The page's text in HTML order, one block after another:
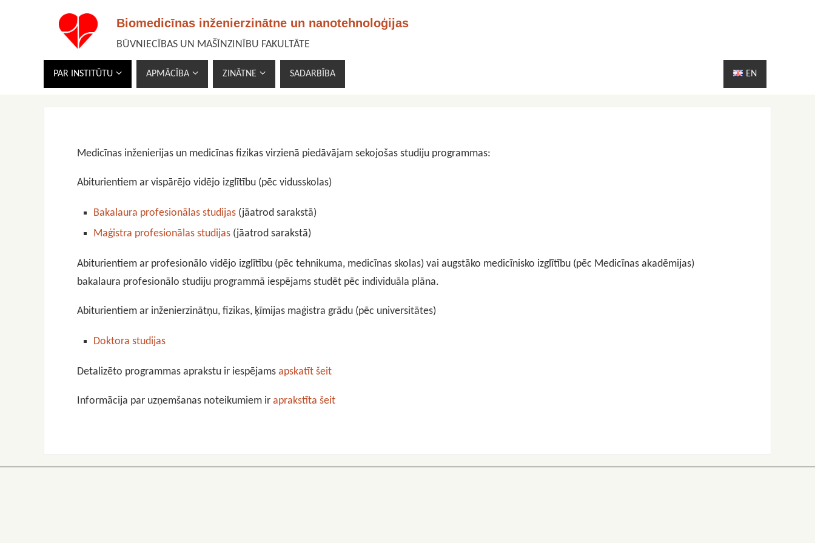
Biomedicīnas inženierzinātne un nanotehnoloģijas
BŪVNIECĪBAS UN MAŠĪNZINĪBU FAKULTĀTE
PAR INSTITŪTU APMĀCĪBA ZINĀTNE SADARBĪBA EN
Medicīnas inženierijas un medicīnas fizikas virzienā piedāvājam sekojošas studiju programmas:
Abiturientiem ar vispārējo vidējo izglītību (pēc vidusskolas)
Bakalaura profesionālas studijas (jāatrod sarakstā)
Maģistra profesionālas studijas (jāatrod sarakstā)
Abiturientiem ar profesionālo vidējo izglītību (pēc tehnikuma, medicīnas skolas) vai augstāko medicīnisko izglītību (pēc Medicīnas akadēmijas)
bakalaura profesionālo studiju programmā iespējams studēt pēc individuāla plāna.
Abiturientiem ar inženierzinātņu, fizikas, ķīmijas maģistra grādu (pēc universitātes)
Doktora studijas
Detalizēto programmas aprakstu ir iespējams apskatīt šeit
Informācija par uzņemšanas noteikumiem ir aprakstīta šeit